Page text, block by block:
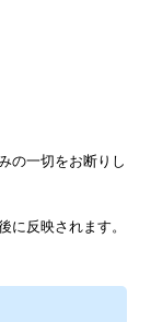
の一切をお断りし
に反映されます。